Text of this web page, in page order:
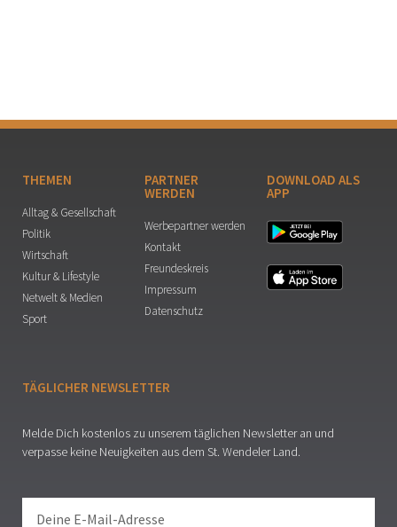
THEMEN
Alltag & Gesellschaft
Politik
Wirtschaft
Kultur & Lifestyle
Netwelt & Medien
Sport
PARTNER
WERDEN
Werbepartner werden
Kontakt
Freundeskreis
Impressum
Datenschutz
DOWNLOAD ALS
APP
TÄGLICHER NEWSLETTER
Melde Dich kostenlos zu unserem täglichen Newsletter an und
verpasse keine Neuigkeiten aus dem St. Wendeler Land.